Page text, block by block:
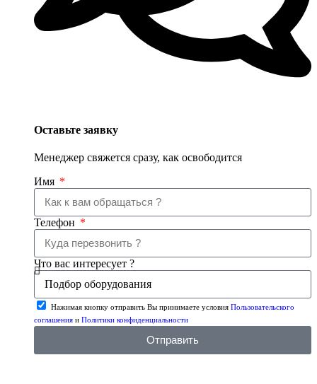
Оставьте заявку
Менеджер свяжется сразу, как освободится
Имя
Телефон
Что вас интересует ?
Нажимая кнопку отправить Вы принимаете условия Пользовательского
соглашения и Политики конфиденциальности
Отправить